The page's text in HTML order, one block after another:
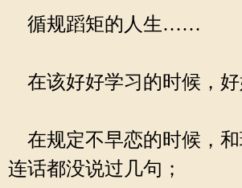
循规蹈矩的人生……
在该好好学习的时候，好
在规定不早恋的时候，和
连话都没说过几句；